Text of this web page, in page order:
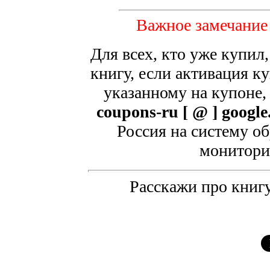
Важное
Для всех, кто уже
книгу, если активация
указанному на
coupons-ru [ @ ]
Россия на систему
Расскажи про